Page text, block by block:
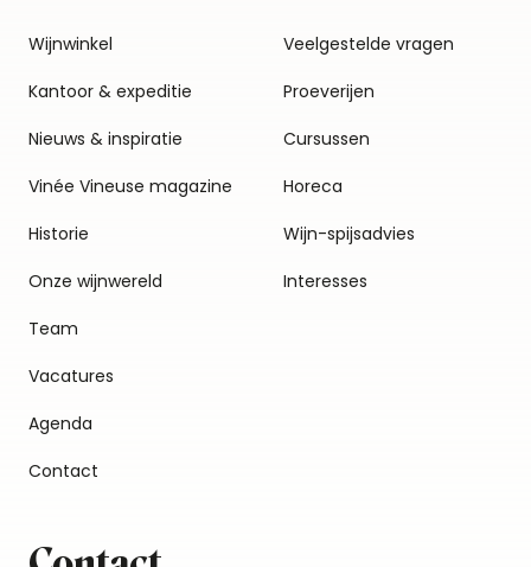
Wijnwinkel
Kantoor & expeditie
Nieuws & inspiratie
Vinée Vineuse magazine
Historie
Onze wijnwereld
Team
Vacatures
Agenda
Contact
Veelgestelde vragen
Proeverijen
Cursussen
Horeca
Wijn-spijsadvies
Interesses